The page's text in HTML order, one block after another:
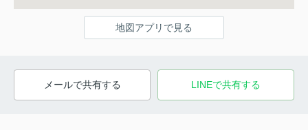
地図アプリで見る
メールで共有する LINEで共有する